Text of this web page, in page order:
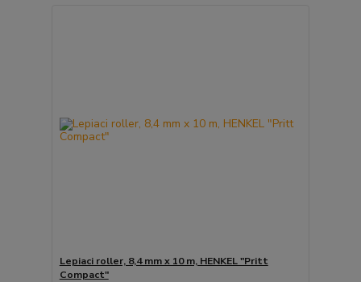
Lepiaci roller, 8,4 mm x 10 m, HENKEL "Pritt
Compact"